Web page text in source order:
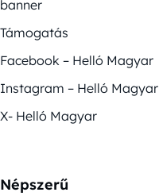
banner
Támogatás
Facebook – Helló Magyar
Instagram – Helló Magyar
X- Helló Magyar
Népszerű